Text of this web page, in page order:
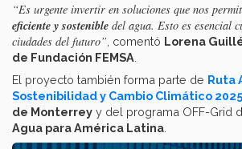
“Es urgente invertir en soluciones que nos
eficiente y sostenible del agua. Esto es esencial
ciudades del futuro” , comentó Lorena
de Fundación FEMSA
El proyecto también forma parte de Ruta
Sostenibilidad y Cambio Climático 2025
de Monterrey y del programa OFF-Grid
Agua para América Latina